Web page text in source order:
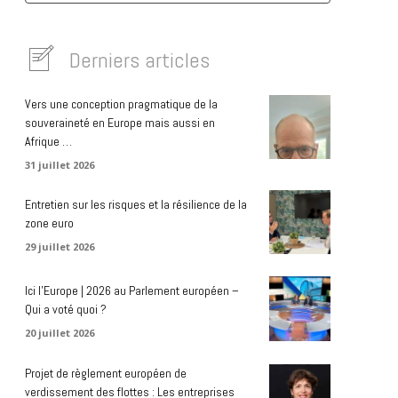
Derniers articles
Vers une conception pragmatique de la
souveraineté en Europe mais aussi en
Afrique …
31 juillet 2026
Entretien sur les risques et la résilience de la
zone euro
29 juillet 2026
Ici l’Europe | 2026 au Parlement européen –
Qui a voté quoi ?
20 juillet 2026
Projet de règlement européen de
verdissement des flottes : Les entreprises